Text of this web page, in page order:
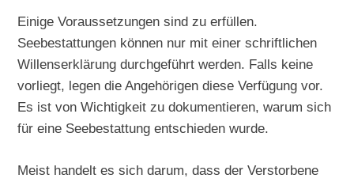
Einige Voraussetzungen sind zu erfüllen.
Seebestattungen können nur mit einer schriftlichen
Willenserklärung durchgeführt werden. Falls keine
vorliegt, legen die Angehörigen diese Verfügung vor.
Es ist von Wichtigkeit zu dokumentieren, warum sich
für eine Seebestattung entschieden wurde.
Meist handelt es sich darum, dass der Verstorbene